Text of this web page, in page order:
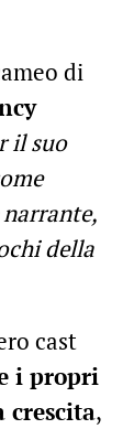
di
il suo
della
cast
i propri
crescita,